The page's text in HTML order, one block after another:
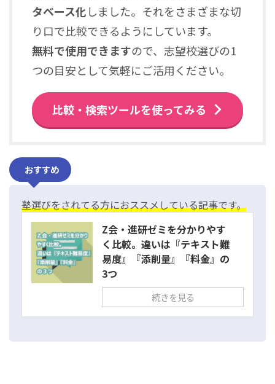
タベース化しました。それをさまざまな切
り口で比較できるようにしています。
無料で使用できますので、志望校選びの1
つの目安として気軽にご活用ください。
比較・検索ツールを使ってみる
おすすめ
塾選びをされてる方におススメしている記事です。
Z会・進研ゼミを分かりやす
く比較。違いは『テキスト難
易度』『添削量』『料金』の
3つ
続きを見る